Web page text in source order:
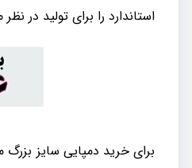
استاندارد را برای تولید در
برای خرید دمپایی سایز بزرگ